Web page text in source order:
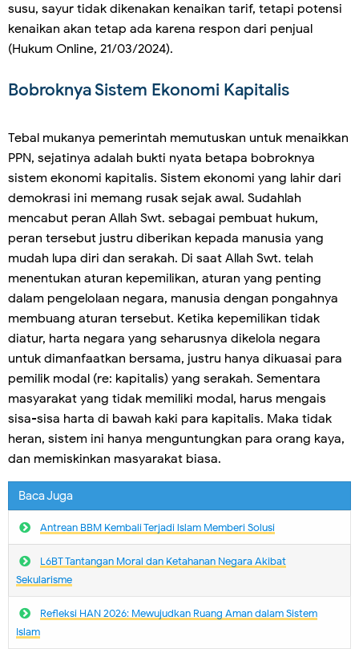
susu, sayur tidak dikenakan kenaikan tarif, tetapi potensi
kenaikan akan tetap ada karena respon dari penjual
(Hukum Online, 21/03/2024).
Bobroknya Sistem Ekonomi Kapitalis
Tebal mukanya pemerintah memutuskan untuk menaikkan
PPN, sejatinya adalah bukti nyata betapa bobroknya
sistem ekonomi kapitalis. Sistem ekonomi yang lahir dari
demokrasi ini memang rusak sejak awal. Sudahlah
mencabut peran Allah Swt. sebagai pembuat hukum,
peran tersebut justru diberikan kepada manusia yang
mudah lupa diri dan serakah. Di saat Allah Swt. telah
menentukan aturan kepemilikan, aturan yang penting
dalam pengelolaan negara, manusia dengan pongahnya
membuang aturan tersebut. Ketika kepemilikan tidak
diatur, harta negara yang seharusnya dikelola negara
untuk dimanfaatkan bersama, justru hanya dikuasai para
pemilik modal (re: kapitalis) yang serakah. Sementara
masyarakat yang tidak memiliki modal, harus mengais
sisa-sisa harta di bawah kaki para kapitalis. Maka tidak
heran, sistem ini hanya menguntungkan para orang kaya,
dan memiskinkan masyarakat biasa.
Baca Juga
Antrean BBM Kembali Terjadi lslam Memberi Solusi
L6BT Tantangan Moral dan Ketahanan Negara Akibat
Sekularisme
Refleksi HAN 2026: Mewujudkan Ruang Aman dalam Sistem
Islam